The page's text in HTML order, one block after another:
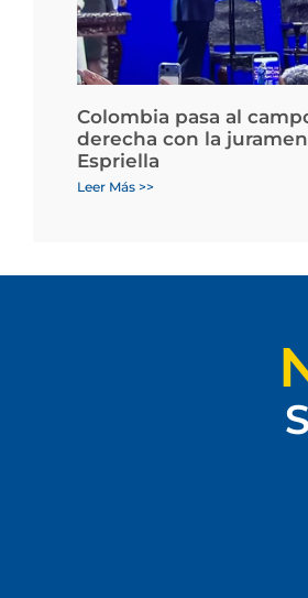
Colombia pasa al
derecha con la
Espriella
Leer Más >>